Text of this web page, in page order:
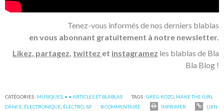
Tenez-vous informés de nos derniers blablas
en vous abonnant gratuitement à notre newsletter.
Likez, partagez, twittez et instagramez les blablas de Bla
Bla Blog !
CATÉGORIES : MUSIQUES • • ARTICLES ET BLABLAS TAGS :GREG KOZO MAKE THE GIRL
DANCE ÉLECTRONIQUE ÉLECTRO ,SP 0COMMENTAIRE IMPRIMER
LIEN